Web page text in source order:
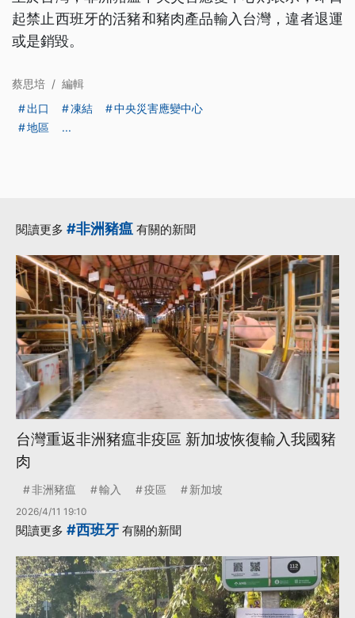
起禁止西班牙的活豬和豬肉產品輸入台灣，違者退運
或是銷毀。
蔡思培 / 編輯
出口
凍結
中央災害應變中心
地區
...
閱讀更多 #非洲豬瘟 有關的新聞
台灣重返非洲豬瘟非疫區 新加坡恢復輸入我國豬
肉
非洲豬瘟 輸入 疫區 新加坡
2026/4/11 19:10
閱讀更多 #西班牙 有關的新聞